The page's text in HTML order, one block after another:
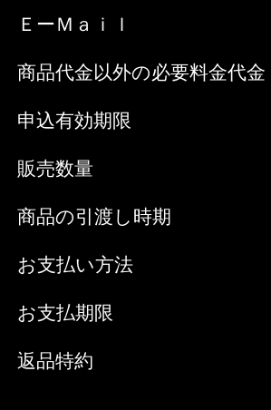
ＥーＭａｉｌ
商品代金以外の必要料金代
申込有効期限
販売数量 お問合せ
商品の引渡し時期 お客様
お支払い方法 銀行振込
お支払期限 振り込み
返品特約 お客様都合に
に弊社にご連絡の